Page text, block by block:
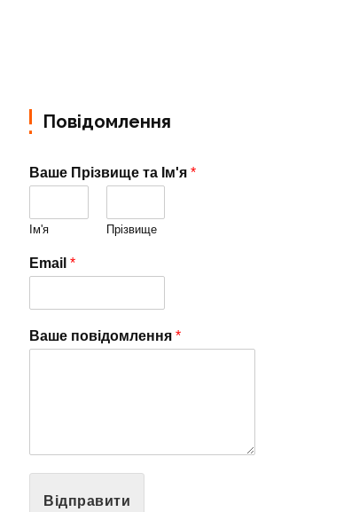
Повідомлення
Ваше Прізвище та Ім'я *
Ім'я Прізвище
Email *
Ваше повідомлення *
Відправити